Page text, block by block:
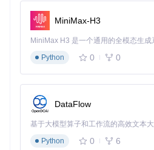
公共实例：直接使用社区维护的
自建实例：通过仓库克隆部署到
https://gitcode.com/
SS
预期结果：拥有一个可用的
义RSS源
目标：获取目标网站的订阅规则
MiniMax-H3
Python
0 0
DataFlow
基于大模型算子和工作流的高效文本
Python
0 6